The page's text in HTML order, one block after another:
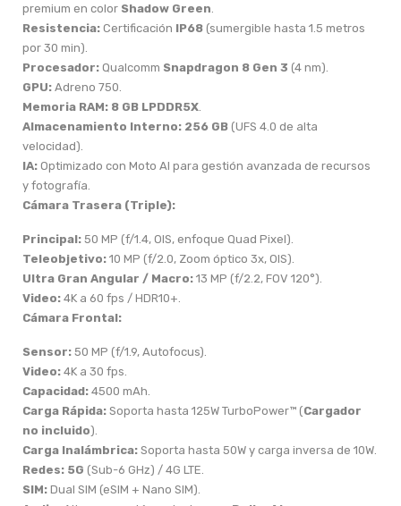
premium en color Shadow Green
Resistencia: Certificación IP68 (sumergible hasta 1.5 metros
por 30 min).
Procesador: Qualcomm Snapdragon 8 Gen 3 (4 nm).
GPU: Adreno 750.
Memoria RAM: 8 GB LPDDR5X
Almacenamiento Interno: 256 GB (UFS 4.0 de alta
velocidad).
IA: Optimizado con Moto AI para gestión avanzada de recursos
y fotografía.
Cámara Trasera (Triple):
Principal: 50 MP (f/1.4, OIS, enfoque Quad Pixel).
Teleobjetivo: 10 MP (f/2.0, Zoom óptico 3x, OIS).
Ultra Gran Angular / Macro: 13 MP (f/2.2, FOV 120°).
Video: 4K a 60 fps / HDR10+.
Cámara Frontal:
Sensor: 50 MP (f/1.9, Autofocus).
Video: 4K a 30 fps.
Capacidad: 4500 mAh.
Carga Rápida: Soporta hasta 125W TurboPower™ (Cargador
no incluido).
Carga Inalámbrica: Soporta hasta 50W y carga inversa de 10W.
Redes: 5G (Sub-6 GHz) / 4G LTE.
SIM: Dual SIM (eSIM + Nano SIM).